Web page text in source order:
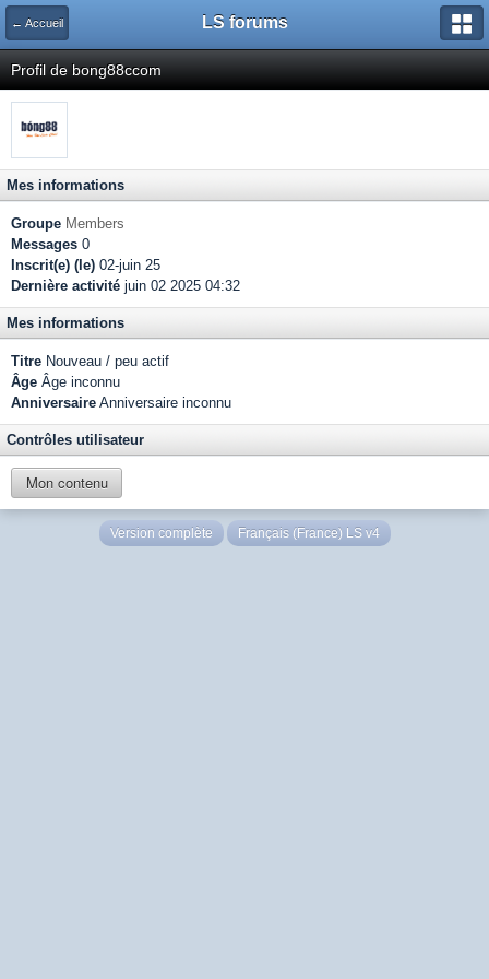
← Accueil LS forums
Profil de bong88ccom
Mes informations
Groupe Members
Messages 0
Inscrit(e) (le) 02-juin 25
Dernière activité juin 02 2025 04:32
Mes informations
Titre Nouveau / peu actif
Âge Âge inconnu
Anniversaire Anniversaire inconnu
Contrôles utilisateur
Mon contenu
Version complète Français (France) LS v4